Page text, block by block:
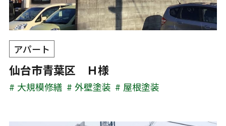
アパート
仙台市青葉区 Ｈ様
大規模修繕 外壁塗装 屋根塗装